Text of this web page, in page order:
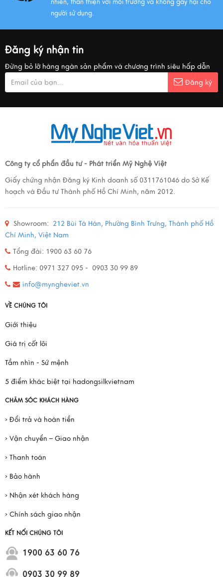
nhiên, thân thiện với môi trường và không gây hại cho
người sử dụng.
Đăng ký nhận tin
Đừng bỏ lỡ hàng ngàn sản phẩm và chương trình siêu hấp dẫn
Đăng ký
Công ty cổ phẩn đầu tư - Phát triển Mỹ Nghệ Việt
Giấy chứng nhận Đăng ký Kinh doanh số 0311761046 do Sở Kế
hoạch và Đầu tư Thành phố Hồ Chí Minh, năm 2012.
Showroom: 212 Bùi Tá Hán, Phường Bình Trưng, Thành phố Hồ
Chí Minh, Việt Nam
Tổng đài: 1900 63 60 76
Hotline: 0971 327 095 - 0903 30 99 89
info@myngheviet.vn
VỀ CHÚNG TÔI
Giới thiệu
Giá trị cốt lõi
Tầm nhìn - Sứ mệnh
5 điểm khác biệt tại hadongsilkvietnam
CHĂM SÓC KHÁCH HÀNG
› Đổi trả và hoàn tiền
› Vận chuyển – Giao nhận
› Thanh toán
› Bảo hành
› Nhận xét khách hàng
› Chính sách giao nhận
KẾT NỐI CHÚNG TÔI
1900 63 60 76
0903 30 99 89